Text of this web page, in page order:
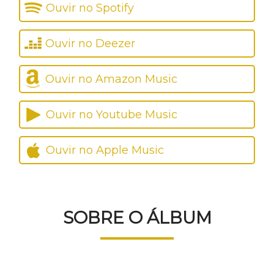
Ouvir no Spotify
Ouvir no Deezer
Ouvir no Amazon Music
Ouvir no Youtube Music
Ouvir no Apple Music
SOBRE O ÁLBUM